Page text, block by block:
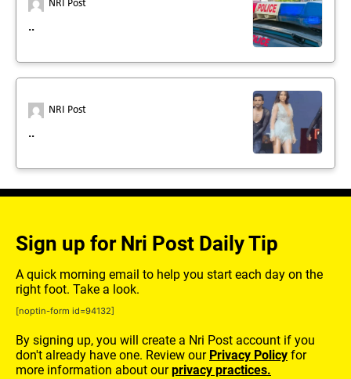
NRI Post
..
NRI Post
..
Sign up for Nri Post Daily Tip
A quick morning email to help you start each day on the
right foot. Take a look.
[noptin-form id=94132]
By signing up, you will create a Nri Post account if you
don't already have one. Review our Privacy Policy for
more information about ourprivacy practices.